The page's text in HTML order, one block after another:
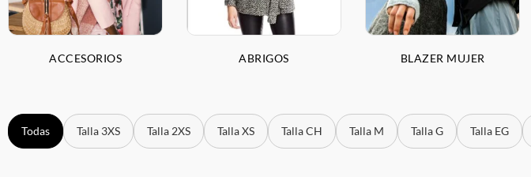
ACCESORIOS ABRIGOS BLAZER MUJER
Todas Talla 3XS Talla 2XS Talla XS Talla CH Talla M Talla G Talla EG